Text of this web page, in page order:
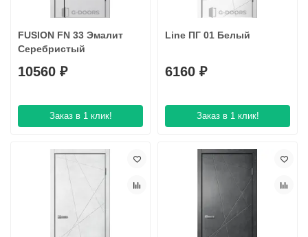
FUSION FN 33 Эмалит
Серебристый
10560 ₽
Заказ в 1 клик!
Line ПГ 01 Белый
6160 ₽
Заказ в 1 клик!